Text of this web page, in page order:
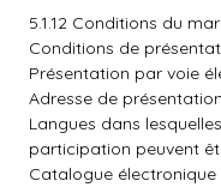
5.1.12 Conditions du
Conditions de
Présentation par voie
Adresse de
Langues dans
participation peuvent
Catalogue électronique